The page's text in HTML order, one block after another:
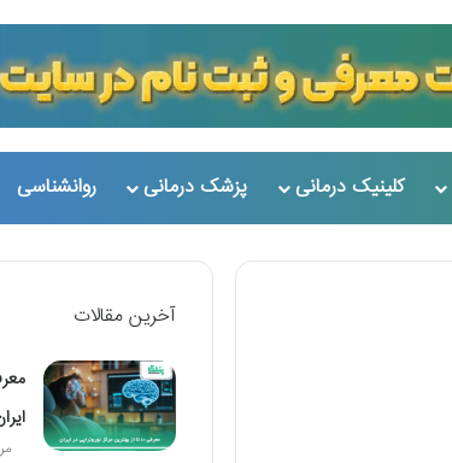
کلینیک درمانی پزشک درمانی روانشناسی
آخرین مقالات